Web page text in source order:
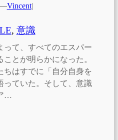
Vincent|
, 意識
って、すべてのエスパー
とが明らかになった。
ちはすでに「自分自身を
っていた。そして、意識
…